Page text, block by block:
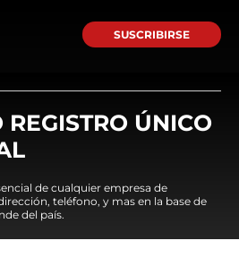
SUSCRIBIRSE
REGISTRO ÚNICO
de cualquier empresa de
teléfono, y mas en la base de
del país.